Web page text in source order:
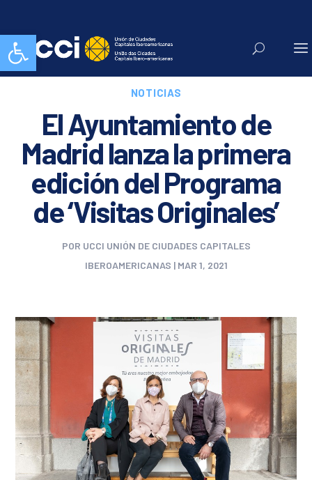
Abrir barra de herramientas
NOTICIAS
El Ayuntamiento de
Madrid lanza la primera
edición del Programa
de ‘Visitas Originales’
POR UCCI UNIÓN DE CIUDADES CAPITALES
IBEROAMERICANAS | MAR 1, 2021